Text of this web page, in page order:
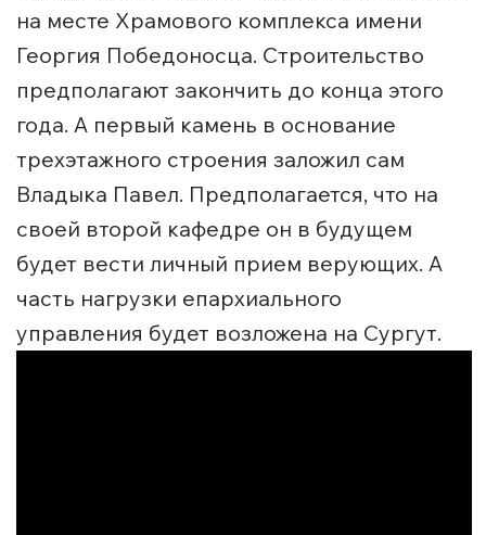
на месте Храмового комплекса имени
Георгия Победоносца. Строительство
предполагают закончить до конца этого
года. А первый камень в основание
трехэтажного строения заложил сам
Владыка Павел. Предполагается, что на
своей второй кафедре он в будущем
будет вести личный прием верующих. А
часть нагрузки епархиального
управления будет возложена на Сургут.